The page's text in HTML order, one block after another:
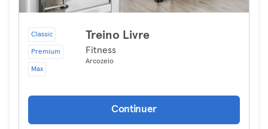
Classic
Premium
Max
Treino Livre
Fitness
Arcozelo
Continuer